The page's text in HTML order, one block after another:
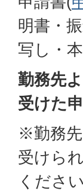
明書・
写し・
勤務先
受けた
※勤務先
受けら
ください